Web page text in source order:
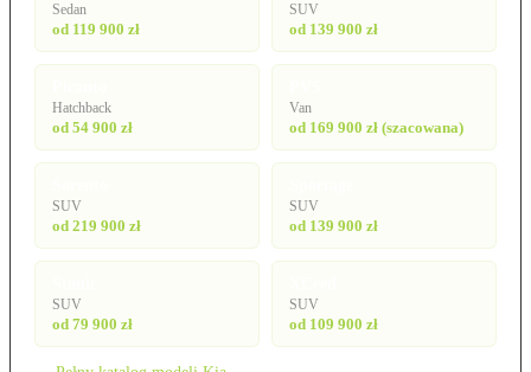
Sedan
od 119 900 zł
SUV
od 139 900 zł
Hatchback
od 54 900 zł
Van
od 169 900 zł (szacowana)
SUV
od 219 900 zł
SUV
od 139 900 zł
SUV
od 79 900 zł
SUV
od 109 900 zł